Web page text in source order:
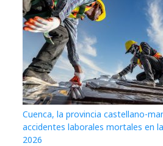
Cuenca, la provincia castellano-
accidentes laborales mortales en
2026